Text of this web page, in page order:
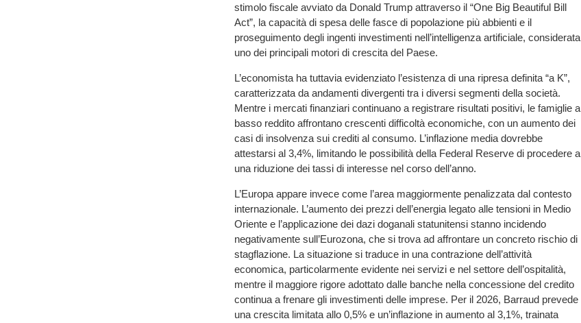
stimolo fiscale avviato da Donald Trump attraverso il “One Big Beautiful Bill
Act”, la capacità di spesa delle fasce di popolazione più abbienti e il
proseguimento degli ingenti investimenti nell’intelligenza artificiale, considerata
uno dei principali motori di crescita del Paese.
L’economista ha tuttavia evidenziato l’esistenza di una ripresa definita “a K”,
caratterizzata da andamenti divergenti tra i diversi segmenti della società.
Mentre i mercati finanziari continuano a registrare risultati positivi, le famiglie a
basso reddito affrontano crescenti difficoltà economiche, con un aumento dei
casi di insolvenza sui crediti al consumo. L’inflazione media dovrebbe
attestarsi al 3,4%, limitando le possibilità della Federal Reserve di procedere a
una riduzione dei tassi di interesse nel corso dell’anno.
L’Europa appare invece come l’area maggiormente penalizzata dal contesto
internazionale. L’aumento dei prezzi dell’energia legato alle tensioni in Medio
Oriente e l’applicazione dei dazi doganali statunitensi stanno incidendo
negativamente sull’Eurozona, che si trova ad affrontare un concreto rischio di
stagflazione. La situazione si traduce in una contrazione dell’attività
economica, particolarmente evidente nei servizi e nel settore dell’ospitalità,
mentre il maggiore rigore adottato dalle banche nella concessione del credito
continua a frenare gli investimenti delle imprese. Per il 2026, Barraud prevede
una crescita limitata allo 0,5% e un’inflazione in aumento al 3,1%, trainata